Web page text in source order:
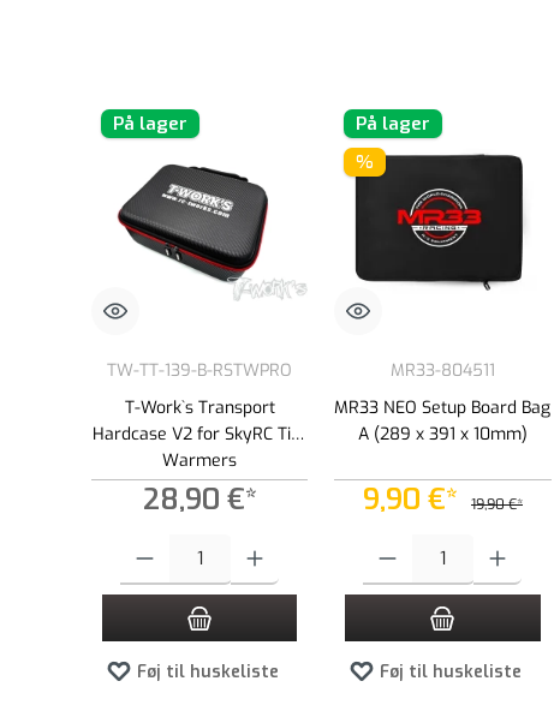
På lager
TW-TT-139-B-RSTWPRO
T-Work`s Transport
Hardcase V2 for SkyRC Tire
Warmers
28,90 €*
Føj til huskeliste
På lager
%
MR33-804511
MR33 NEO Setup Board Bag
A (289 x 391 x 10mm)
9,90 €* 19,90 €*
Føj til huskeliste